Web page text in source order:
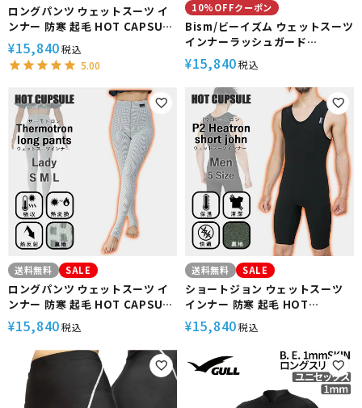
ロングパンツ ウェットスーツ イ
ンナー 防寒 起毛 HOT CAPSULE
ホットカプセル サーモトロン メ
ンズ サーフィン ダイビング ラッ
シュガード 冬 保温 グッズ ウィン
¥15,840税込
5.00
10%OFFクーポン
Bism/ビーイズム ウェットスーツ
インナーラッシュガード
ホットカプセル TI2ショートタッ
パ[60314003]|ラッシュガード
インナー ウエットスーツ ラッシ
ュ ガード シュノーケリング スノ
ーケリング ダイビング スキンダ
イビング スキューバーダイビン
グ マリンスポーツ
¥15,840税込
送料無料 SALE
ロングパンツ ウェットスーツ イ
ンナー 防寒 起毛 HOT CAPSULE
ホットカプセル サーモトロン レ
ディース サーフィン ダイビング
ラッシュガード 冬 保温 グッズ ウ
ィンターアイテム
¥15,840税込
送料無料 SALE
ショートジョン ウェットスーツ
インナー 防寒 起毛 HOT
CAPSULE ホットカプセル P2ヒ
ートロン メンズ サーフィン ダイ
ビング ラッシュガード 冬 保温 グ
ッズ ウィンターアイテム
¥15,840税込